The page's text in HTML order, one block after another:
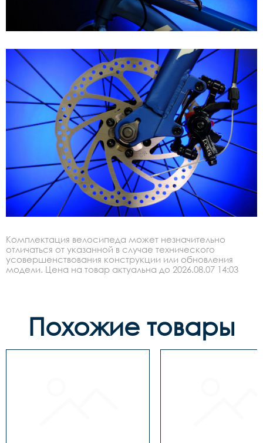
Комплектация велосипеда может незначительно
отличаться от указанной в случае технического
усовершенствования конструкции или обновления
модели. Цена на товар актуальна до 2026.08.07 14:03
Похожие товары